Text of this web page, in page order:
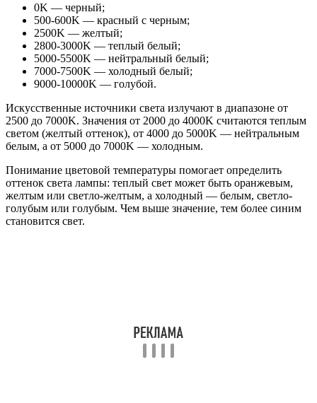
0K — черный;
500-600K — красный с черным;
2500K — желтый;
2800-3000K — теплый белый;
5000-5500K — нейтральный белый;
7000-7500K — холодный белый;
9000-10000K — голубой.
Искусственные источники света излучают в диапазоне от
2500 до 7000K. Значения от 2000 до 4000K считаются теплым
светом (желтый оттенок), от 4000 до 5000K — нейтральным
белым, а от 5000 до 7000K — холодным.
Понимание цветовой температуры помогает определить
оттенок света лампы: теплый свет может быть оранжевым,
желтым или светло-желтым, а холодный — белым, светло-
голубым или голубым. Чем выше значение, тем более синим
становится свет.